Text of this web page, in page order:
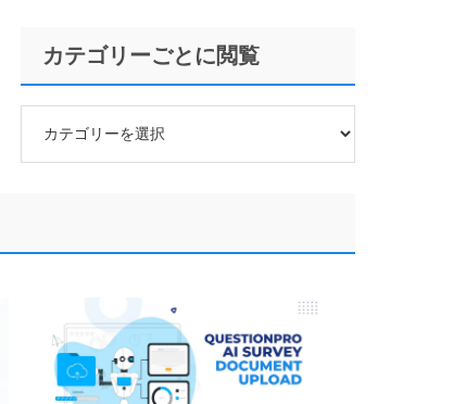
カテゴリーごとに閲覧
ゴ
と